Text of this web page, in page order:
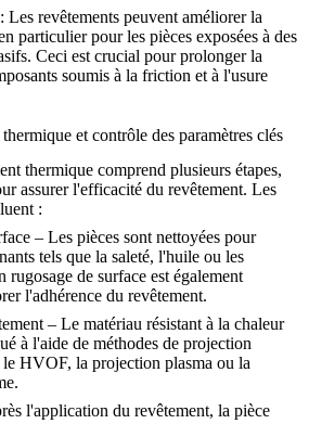
: Les revêtements peuvent améliorer la
particulier pour les pièces exposées à des
Ceci est crucial pour prolonger la
soumis à la friction et à l'usure
et contrôle des paramètres clés
thermique comprend plusieurs étapes,
assurer l'efficacité du revêtement. Les
:
– Les pièces sont nettoyées pour
tels que la saleté, l'huile ou les
de surface est également
l'adhérence du revêtement.
– Le matériau résistant à la chaleur
à l'aide de méthodes de projection
HVOF, la projection plasma ou la
l'application du revêtement, la pièce